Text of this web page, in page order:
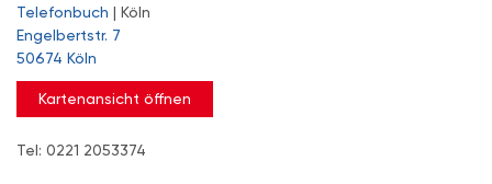
Telefonbuch | Köln
Engelbertstr. 7
50674 Köln
Kartenansicht öffnen
Tel: 0221 2053374